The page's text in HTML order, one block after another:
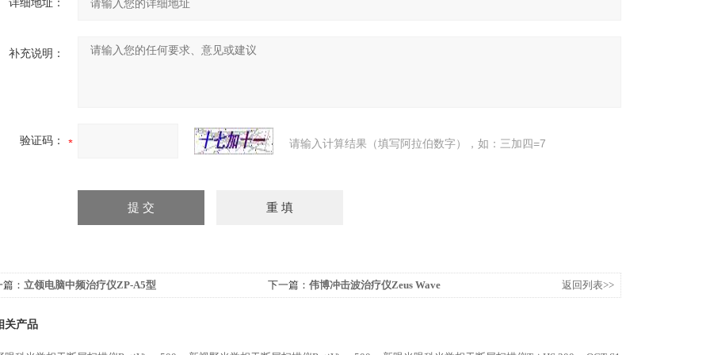
详细地址：
补充说明：
验证码： 请输入计算结果（填写阿拉伯数字），如：三加四=7
： 立领电脑中频治疗仪ZP-A5型 下一篇： 伟博冲击波治疗仪Zeus Wave 返回列表>>
关产品